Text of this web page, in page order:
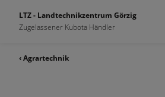
LTZ - Landtechnikzentrum Görzig
Zugelassener Kubota Händler
‹ Agrartechnik